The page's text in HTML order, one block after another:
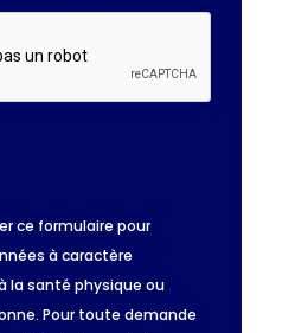
ce formulaire pour
à caractère
la santé physique ou
Pour toute demande